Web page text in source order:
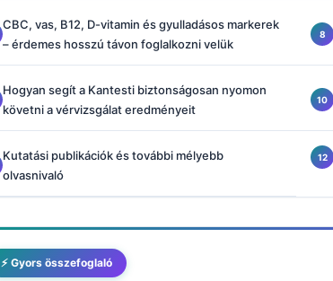
CBC, vas, B12, D-vitamin és gyulladásos markerek
– érdemes hosszú távon foglalkozni velük
Hogyan segít a Kantesti biztonságosan nyomon
követni a vérvizsgálat eredményeit
Kutatási publikációk és további mélyebb
olvasnivaló
⚡ Gyors összefoglaló